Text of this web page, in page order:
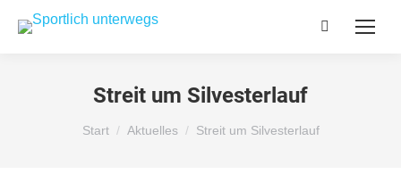
Search:
Streit um Silvesterlauf
Sie befinden sich hier:
Start Aktuelles Streit um Silvesterlauf